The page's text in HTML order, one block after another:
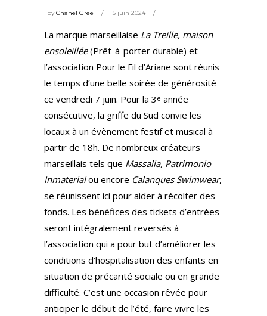
byChanel Grée 5 juin 2024
La marque marseillaise La Treille, maison
ensoleillée(Prêt-à-porter durable) et
l’association Pour le Fil d’Ariane sont réunis
le temps d’une belle soirée de générosité
ce vendredi 7 juin. Pour la 3 e année
consécutive, la griffe du Sud convie les
locaux à un évènement festif et musical à
partir de 18h. De nombreux créateurs
marseillais tels que Massalia, Patrimonio
Inmaterialou encore Calanques Swimwear,
se réunissent ici pour aider à récolter des
fonds. Les bénéfices des tickets d’entrées
seront intégralement reversés à
l’association qui a pour but d’améliorer les
conditions d’hospitalisation des enfants en
situation de précarité sociale ou en grande
difficulté. C’est une occasion rêvée pour
anticiper le début de l’été, faire vivre les